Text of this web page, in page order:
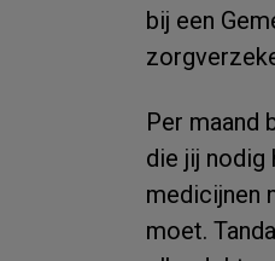
bij een
Per maand
die jij nodig
medicijnen
moet.